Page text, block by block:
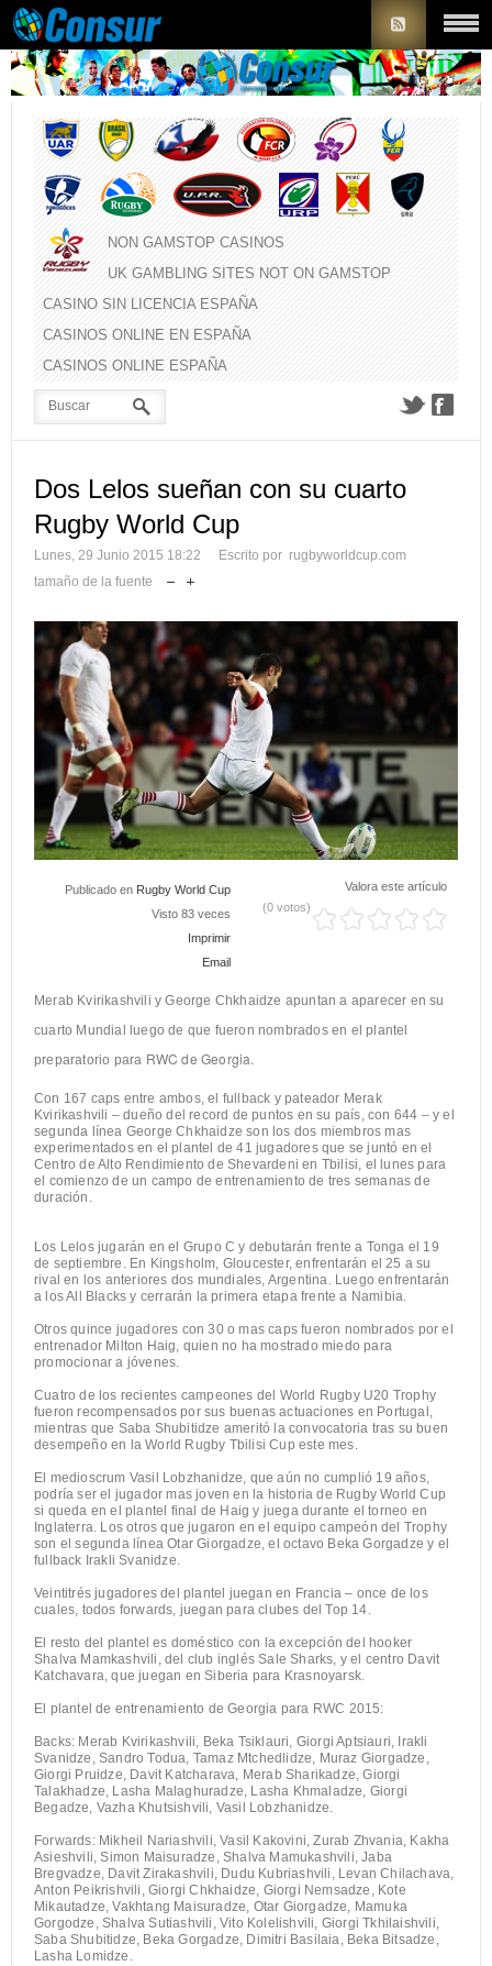
NON GAMSTOP CASINOS
UK GAMBLING SITES NOT ON GAMSTOP
CASINO SIN LICENCIA ESPAÑA
CASINOS ONLINE EN ESPAÑA
CASINOS ONLINE ESPAÑA
Dos Lelos sueñan con su cuarto
Rugby World Cup
Lunes, 29 Junio 2015 18:22
Escrito por rugbyworldcup.com
tamaño de la fuente
Publicado en Rugby World Cup
Visto 83 veces
Imprimir
Email
Valora este artículo
(0 votos)
Merab Kvirikashvili y George Chkhaidze apuntan a aparecer en su
cuarto Mundial luego de que fueron nombrados en el plantel
preparatorio para RWC de Georgia.
Con 167 caps entre ambos, el fullback y pateador Merak
Kvirikashvili – dueño del record de puntos en su país, con 644 – y el
segunda línea George Chkhaidze son los dos miembros mas
experimentados en el plantel de 41 jugadores que se juntó en el
Centro de Alto Rendimiento de Shevardeni en Tbilisi, el lunes para
el comienzo de un campo de entrenamiento de tres semanas de
duración.
Los Lelos jugarán en el Grupo C y debutarán frente a Tonga el 19
de septiembre. En Kingsholm, Gloucester, enfrentarán el 25 a su
rival en los anteriores dos mundiales, Argentina. Luego enfrentarán
a los All Blacks y cerrarán la primera etapa frente a Namibia.
Otros quince jugadores con 30 o mas caps fueron nombrados por el
entrenador Milton Haig, quien no ha mostrado miedo para
promocionar a jóvenes.
Cuatro de los recientes campeones del World Rugby U20 Trophy
fueron recompensados por sus buenas actuaciones en Portugal,
mientras que Saba Shubitidze ameritó la convocatoria tras su buen
desempeño en la World Rugby Tbilisi Cup este mes.
El medioscrum Vasil Lobzhanidze, que aún no cumplió 19 años,
podría ser el jugador mas joven en la historia de Rugby World Cup
si queda en el plantel final de Haig y juega durante el torneo en
Inglaterra. Los otros que jugaron en el equipo campeón del Trophy
son el segunda línea Otar Giorgadze, el octavo Beka Gorgadze y el
fullback Irakli Svanidze.
Veintitrés jugadores del plantel juegan en Francia – once de los
cuales, todos forwards, juegan para clubes del Top 14.
El resto del plantel es doméstico con la excepción del hooker
Shalva Mamkashvili, del club inglés Sale Sharks, y el centro Davit
Katchavara, que juegan en Siberia para Krasnoyarsk.
El plantel de entrenamiento de Georgia para RWC 2015:
Backs: Merab Kvirikashvili, Beka Tsiklauri, Giorgi Aptsiauri, Irakli
Svanidze, Sandro Todua, Tamaz Mtchedlidze, Muraz Giorgadze,
Giorgi Pruidze, Davit Katcharava, Merab Sharikadze, Giorgi
Talakhadze, Lasha Malaghuradze, Lasha Khmaladze, Giorgi
Begadze, Vazha Khutsishvili, Vasil Lobzhanidze.
Forwards: Mikheil Nariashvili, Vasil Kakovini, Zurab Zhvania, Kakha
Asieshvili, Simon Maisuradze, Shalva Mamukashvili, Jaba
Bregvadze, Davit Zirakashvili, Dudu Kubriashvili, Levan Chilachava,
Anton Peikrishvili, Giorgi Chkhaidze, Giorgi Nemsadze, Kote
Mikautadze, Vakhtang Maisuradze, Otar Giorgadze, Mamuka
Gorgodze, Shalva Sutiashvili, Vito Kolelishvili, Giorgi Tkhilaishvili,
Saba Shubitidze, Beka Gorgadze, Dimitri Basilaia, Beka Bitsadze,
Lasha Lomidze.